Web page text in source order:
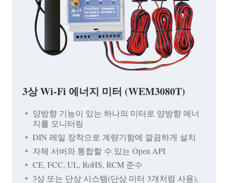
3상 Wi-Fi 에너지 미터 (WEM3080T)
양방향 기능이 있는 하나의 미터로 양방향 에너
지를 모니터링
DIN 레일 장착으로 계량기함에 깔끔하게 설치
자체 서버와 통합할 수 있는 Open API
CE, FCC, UL, RoHS, RCM 준수
3상 또는 단상 시스템(단상 미터 3개처럼 사용),